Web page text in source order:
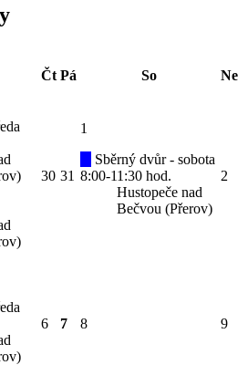
Čt Pá So Ne
30 31
1
Sběrný dvůr - sobota
8:00-11:30 hod.
Hustopeče nad
Bečvou (Přerov)
2
6 7 8 9